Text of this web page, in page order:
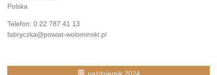
Polska
Telefon: 0 22 787 41 13
fabryczka@powiat-wolominski.pl